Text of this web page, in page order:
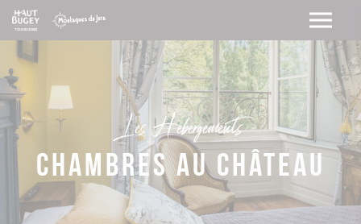
Les Hébergements
Chambres au château